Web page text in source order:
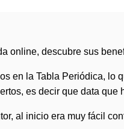
online, descubre sus
en la Tabla Periódica,
es decir que data que
al inicio era muy fácil